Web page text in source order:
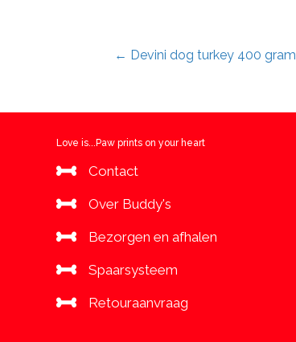
Posts
← Devini dog turkey 400 gram
Love is...Paw prints on your heart
Contact
Over Buddy's
Bezorgen en afhalen
Spaarsysteem
Retouraanvraag